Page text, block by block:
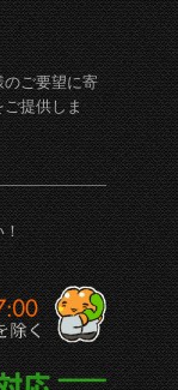
のご要望に寄
提供しま
！